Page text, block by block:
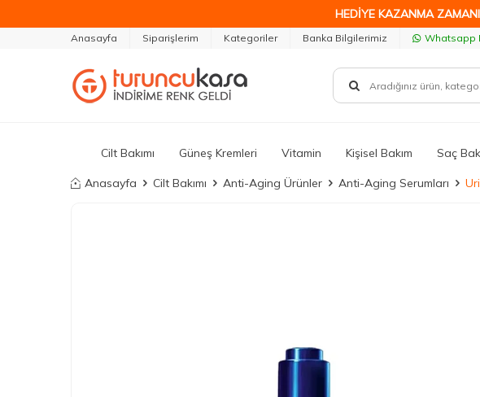
HEDİYE KAZANMA
Anasayfa Siparişlerim Kategoriler Banka Bilgilerimiz Whatsapp
Cilt Bakımı Güneş Kremleri Vitamin Kişisel Bakım Saç
Anasayfa Cilt Bakımı Anti-Aging Ürünler Anti-Aging Serumları